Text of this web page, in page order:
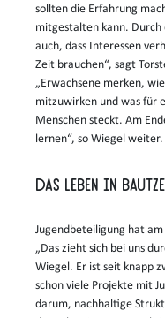
sollten die Erfahrung
mitgestalten kann.
auch, dass Interessen
Zeit brauchen“, sagt
„Erwachsene merken,
mitzuwirken und was für
Menschen steckt. Am
lernen“, so Wiegel weiter.
Das Leben in
Jugendbeteiligung hat
„Das zieht sich bei uns
Wiegel. Er ist seit knapp
schon viele Projekte mit
darum, nachhaltige